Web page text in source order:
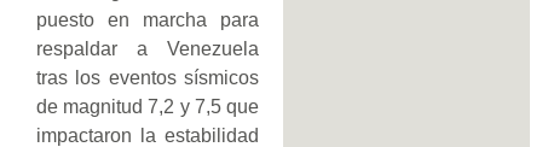
puesto en marcha para
respaldar a Venezuela
tras los eventos sísmicos
de magnitud 7,2 y 7,5 que
impactaron la estabilidad